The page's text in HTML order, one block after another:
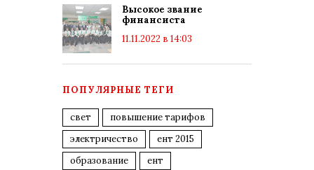
Высокое звание
финансиста
11.11.2022 в 14:03
ПОПУЛЯРНЫЕ ТЕГИ
свет
повышение тарифов
электричество
ент 2015
образование
ент